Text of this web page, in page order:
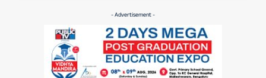
- Advertisement -